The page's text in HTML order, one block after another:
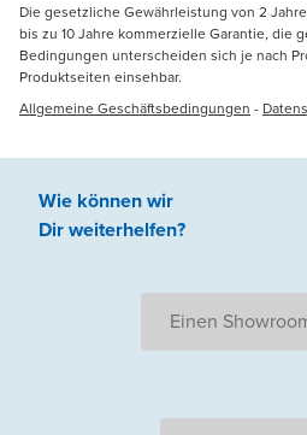
Die gesetzliche Gewährleistung von 2
bis zu 10 Jahre kommerzielle Garantie, die
Bedingungen unterscheiden sich je nach
Produktseiten einsehbar.
Allgemeine Geschäftsbedingungen -
Wie können wir
Dir weiterhelfen?
Einen